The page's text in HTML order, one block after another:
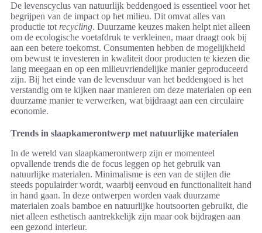
De levenscyclus van natuurlijk beddengoed is essentieel voor het
begrijpen van de impact op het milieu. Dit omvat alles van
productie tot recycling. Duurzame keuzes maken helpt niet alleen
om de ecologische voetafdruk te verkleinen, maar draagt ook bij
aan een betere toekomst. Consumenten hebben de mogelijkheid
om bewust te investeren in kwaliteit door producten te kiezen die
lang meegaan en op een milieuvriendelijke manier geproduceerd
zijn. Bij het einde van de levensduur van het beddengoed is het
verstandig om te kijken naar manieren om deze materialen op een
duurzame manier te verwerken, wat bijdraagt aan een circulaire
economie.
Trends in slaapkamerontwerp met natuurlijke materialen
In de wereld van slaapkamerontwerp zijn er momenteel
opvallende trends die de focus leggen op het gebruik van
natuurlijke materialen. Minimalisme is een van de stijlen die
steeds populairder wordt, waarbij eenvoud en functionaliteit hand
in hand gaan. In deze ontwerpen worden vaak duurzame
materialen zoals bamboe en natuurlijke houtsoorten gebruikt, die
niet alleen esthetisch aantrekkelijk zijn maar ook bijdragen aan
een gezond interieur.